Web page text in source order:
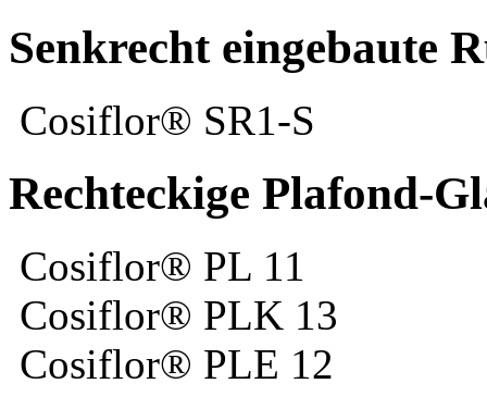
Senkrecht eingebaute
Cosiflor® SR1-S
Rechteckige Plafond-
Cosiflor® PL 11
Cosiflor® PLK 13
Cosiflor® PLE 12